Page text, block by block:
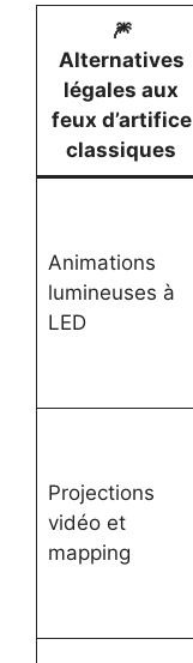
🎆
Alternatives
légales aux
feux d’artifice
classiques
Animations
lumineuses à
LED
Projections
vidéo et
mapping